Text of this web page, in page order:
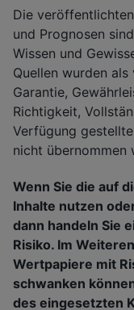
Die
und Prognosen
Wissen und
Quellen wurden
Garantie,
Richtigkeit,
Verfügung
nicht übernommen
Wenn Sie die auf
Inhalte nutzen
dann handeln Sie
Risiko. Im
Wertpapiere mit
schwanken
des eingesetzten